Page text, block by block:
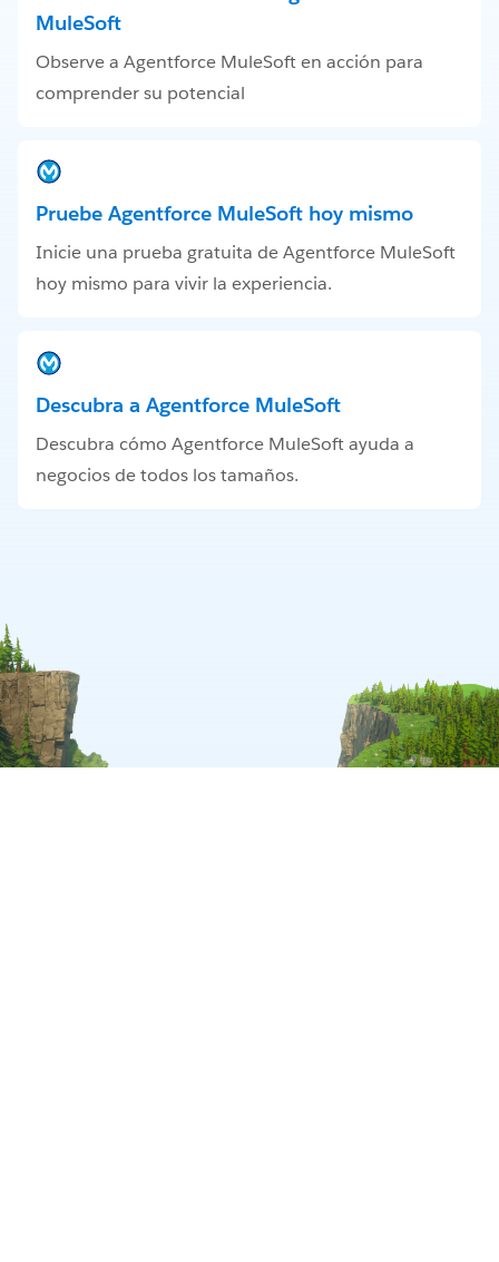
MuleSoft
Observe a Agentforce MuleSoft en acción para
comprender su potencial
Pruebe Agentforce MuleSoft hoy mismo
Inicie una prueba gratuita de Agentforce MuleSoft
hoy mismo para vivir la experiencia.
Descubra a Agentforce MuleSoft
Descubra cómo Agentforce MuleSoft ayuda a
negocios de todos los tamaños.